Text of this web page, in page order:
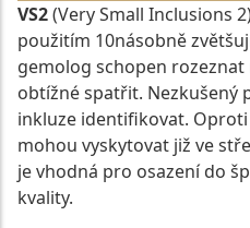
VS2(Very Small Inclusions
použitím 10násobně
gemolog schopen
obtížné spatřit. Nezkušený
inkluze identifikovat. Oproti
mohou vyskytovat již ve
je vhodná pro osazení do
kvality.